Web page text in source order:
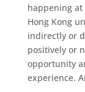
happening at
Hong Kong
indirectly or
positively or
opportunity
experience.